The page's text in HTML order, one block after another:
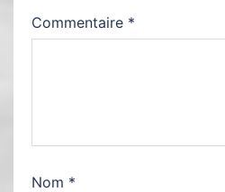
Commentaire *
Nom *